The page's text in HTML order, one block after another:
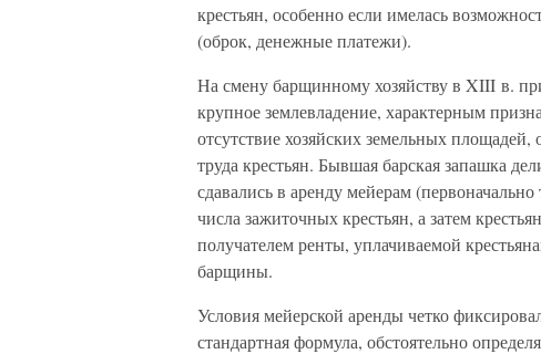
крестьян, особенно если имелась
(оброк, денежные платежи).
На смену барщинному хозяйству в XIII в.
крупное землевладение, характерным
отсутствие хозяйских земельных
труда крестьян. Бывшая барская запашка
сдавались в аренду мейерам
числа зажиточных крестьян, а затем
получателем ренты, уплачиваемой
барщины.
Условия мейерской аренды четко
стандартная формула, обстоятельно